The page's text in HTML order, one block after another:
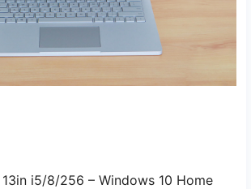
i5/8/256 – Windows 10 Home